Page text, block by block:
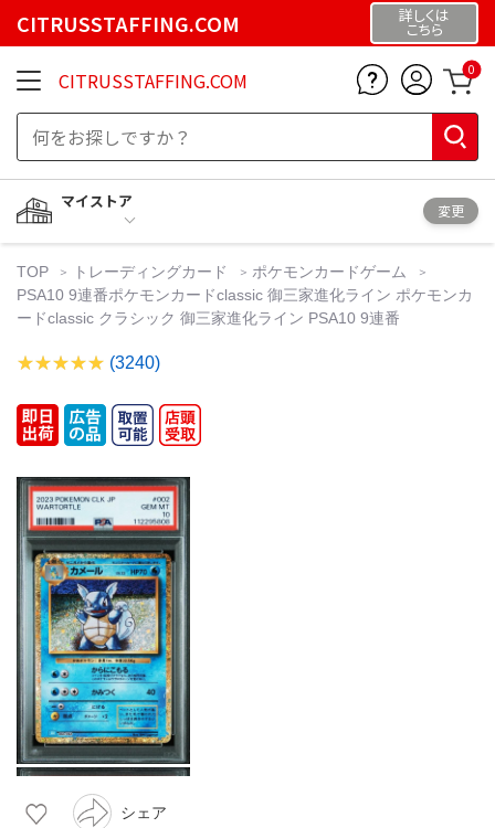
CITRUSSTAFFING.COM 詳しくは
こちら
CITRUSSTAFFING.COM 0
マイストア
変更
TOP トレーディングカード
ポケモンカードゲーム
PSA10 9連番ポケモンカードclassic 御三家進化ライン ポケモンカ
ードclassic クラシック 御三家進化ライン PSA10 9連番
(3240)
シェア